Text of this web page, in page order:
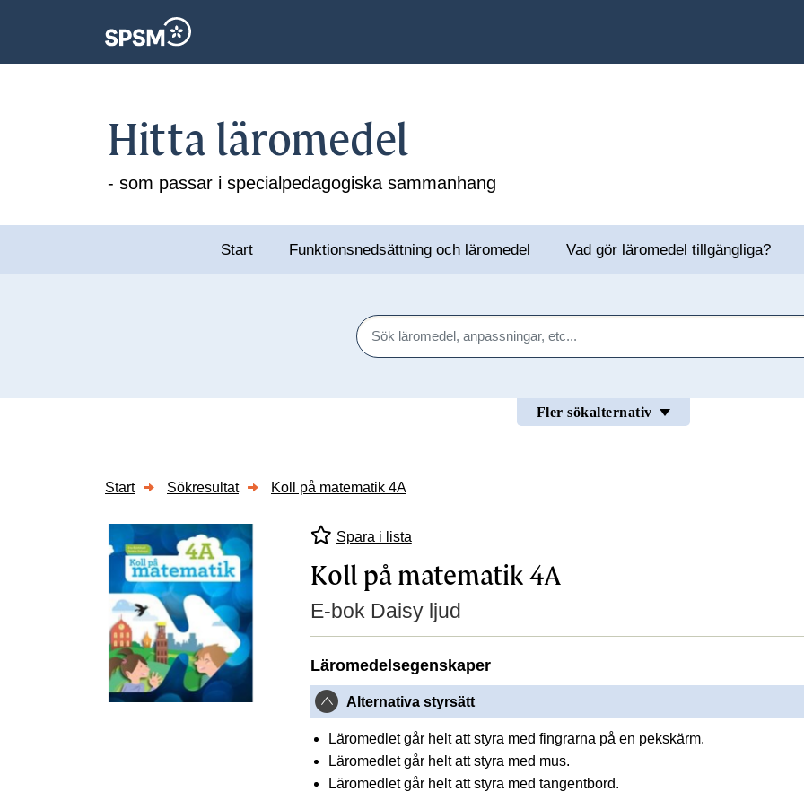
Hitta läromedel
- som passar i specialpedagogiska sammanhang
Start Funktionsnedsättning och läromedel Vad gör läromedel tillgängliga?
Sök
Fler sökalternativ
Start Sökresultat Koll på matematik 4A
Spara i lista
Koll på matematik 4A
E-bok Daisy ljud
Läromedelsegenskaper
Alternativa styrsätt
Läromedlet går helt att styra med fingrarna på en pekskärm.
Läromedlet går helt att styra med mus.
Läromedlet går helt att styra med tangentbord.